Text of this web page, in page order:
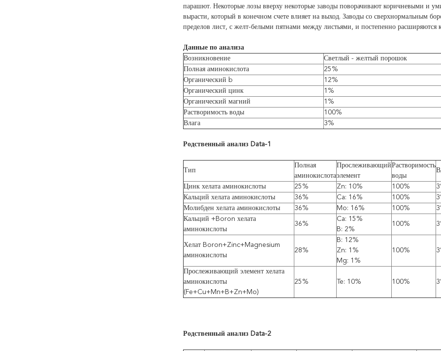
парашют. Некоторые лозы вверху некоторые заводы поворачивают коричневыми и
вырасти, который в конечном счете влияет на выход. Заводы со сверхнормальным
пределов лист, с желт-белыми пятнами между листьями, и постепенно расширяются
Данные по анализа
Возникновение
Светлый - желтый порошок
Полная аминокислота
25%
Органический b
12%
Органический цинк
1%
Органический магний
1%
Растворимость воды
100%
Влага
3%
Родственный анализ Data-1
Тип
Полная
аминокислота
Прослеживающий
элемент
Растворимость
воды
Цинк хелата аминокислоты 25% Zn: 10% 100%
Кальций хелата аминокислоты
36% Ca: 16% 100%
Молибден хелата аминокислоты
36% Mo: 16% 100%
Кальций +Boron хелата
аминокислоты
36%
Ca: 15%
B: 2%
100%
Хелат Boron+Zinc+Magnesium
аминокислоты
28%
B: 12%
Zn: 1%
Mg: 1%
100%
Прослеживающий элемент хелата
аминокислоты
(Fe+Cu+Mn+B+Zn+Mo)
25% Te: 10% 100%
Родственный анализ Data-2